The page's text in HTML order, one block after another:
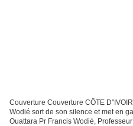
Couverture Couverture CÔTE
Wodié sort de son silence et met en
Ouattara Pr Francis Wodié,